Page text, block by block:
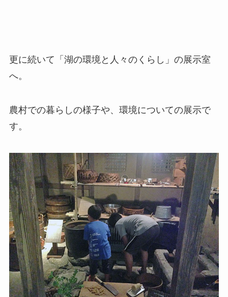
更に続いて「湖の環境と人々のくらし」の展示室
へ。
農村での暮らしの様子や、環境についての展示で
す。